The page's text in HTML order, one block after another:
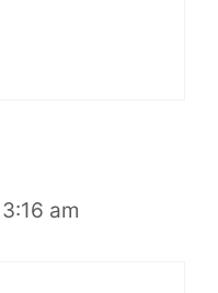
am